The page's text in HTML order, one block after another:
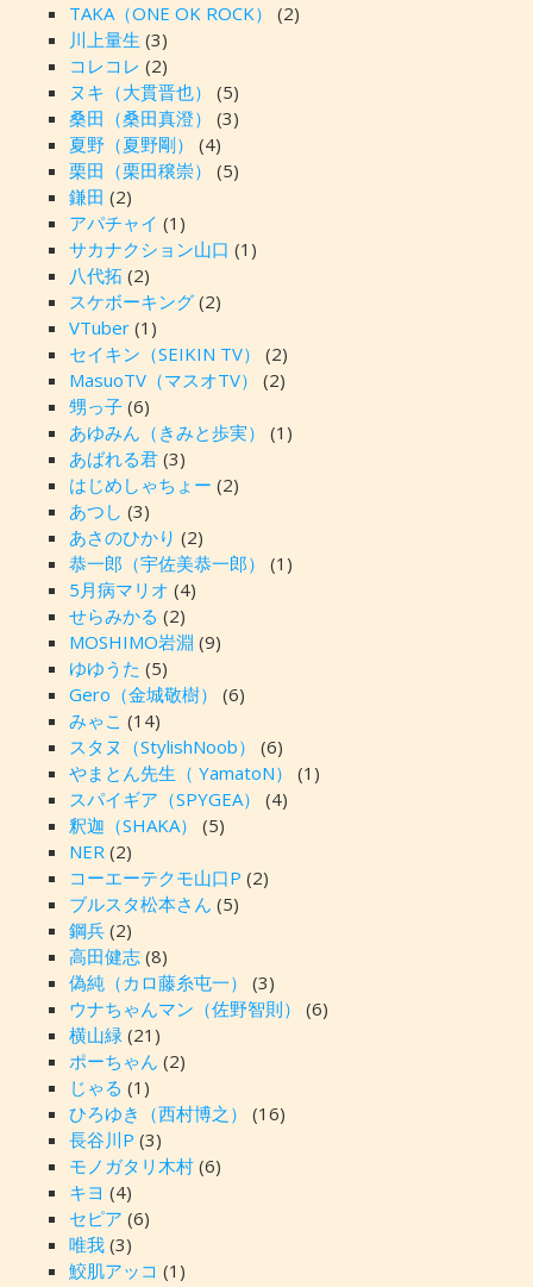
TAKA（ONE OK ROCK）
(2)
川上量生 (3)
コレコレ (2)
ヌキ（大貫晋也）
(5)
桑田（桑田真澄）
(3)
夏野（夏野剛）
(4)
栗田（栗田穣崇）
(5)
鎌田 (2)
アパチャイ (1)
サカナクション山口 (1)
八代拓 (2)
スケボーキング(2)
VTuber(1)
セイキン（SEIKIN TV）
(2)
MasuoTV（マスオTV）
(2)
甥っ子(6)
あゆみん（きみと歩実）
(1)
あばれる君(3)
はじめしゃちょー (2)
あつし (3)
あさのひかり (2)
恭一郎（宇佐美恭一郎）
(1)
5月病マリオ (4)
せらみかる (2)
MOSHIMO岩淵 (9)
ゆゆうた (5)
Gero（金城敬樹）
(6)
みゃこ (14)
スタヌ（StylishNoob）
(6)
やまとん先生（ YamatoN）
(1)
スパイギア（SPYGEA）
(4)
釈迦（SHAKA）
(5)
NER (2)
コーエーテクモ山口P (2)
ブルスタ松本さん (5)
鋼兵(2)
高田健志(8)
偽純（カロ藤糸屯一）
(3)
ウナちゃんマン（佐野智則）
(6)
横山緑 (21)
ポーちゃん (2)
じゃる (1)
ひろゆき（西村博之）
(16)
長谷川P (3)
モノガタリ木村(6)
キヨ (4)
セピア (6)
唯我(3)
鮫肌アッコ (1)